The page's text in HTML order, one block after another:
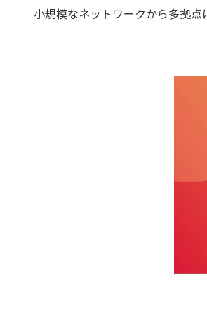
小規模なネットワークから多拠点